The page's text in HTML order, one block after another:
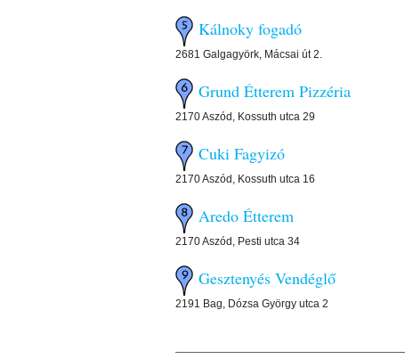
Kálnoky fogadó
2681 Galgagyörk, Mácsai út 2.
Grund Étterem Pizzéria
2170 Aszód, Kossuth utca 29
Cuki Fagyizó
2170 Aszód, Kossuth utca 16
Aredo Étterem
2170 Aszód, Pesti utca 34
Gesztenyés Vendéglő
2191 Bag, Dózsa György utca 2